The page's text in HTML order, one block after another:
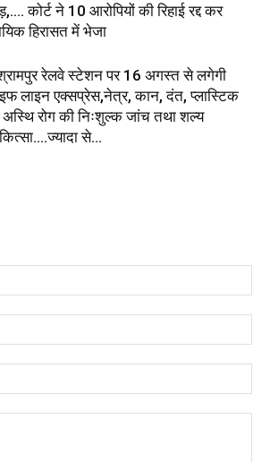
कोर्ट ने 10 आरोपियों की रिहाई रद्द कर
हिरासत में भेजा
रेलवे स्टेशन पर 16 अगस्त से लगेगी
लाइन एक्सप्रेस,नेत्र, कान, दंत, प्लास्टिक
अस्थि रोग की निःशुल्क जांच तथा शल्य
से...